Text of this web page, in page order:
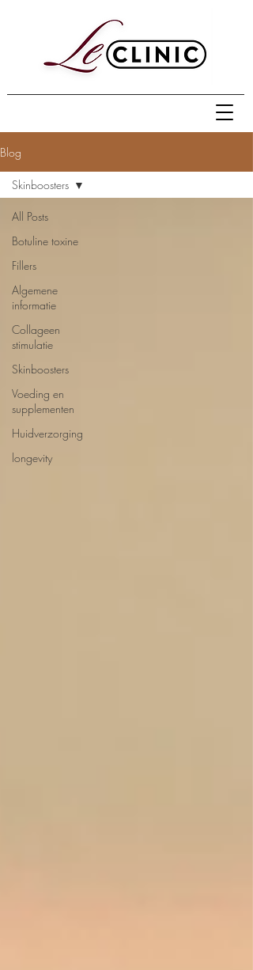
Blog
All Posts
Botuline toxine
Fillers
Algemene
informatie
Collageen
stimulatie
Skinboosters
Voeding en
supplementen
Huidverzorging
longevity
Skinboosters